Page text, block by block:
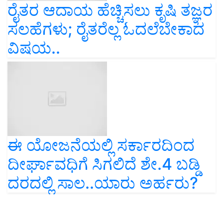
ರೈತರ ಆದಾಯ ಹೆಚ್ಚಿಸಲು ಕೃಷಿ ತಜ್ಞರ
ಸಲಹೆಗಳು; ರೈತರೆಲ್ಲ ಓದಲೆಬೇಕಾದ
ವಿಷಯ..
ಈ ಯೋಜನೆಯಲ್ಲಿ ಸರ್ಕಾರದಿಂದ
ದೀರ್ಘಾವಧಿಗೆ ಸಿಗಲಿದೆ ಶೇ.4 ಬಡ್ಡಿ
ದರದಲ್ಲಿ ಸಾಲ..ಯಾರು ಅರ್ಹರು?